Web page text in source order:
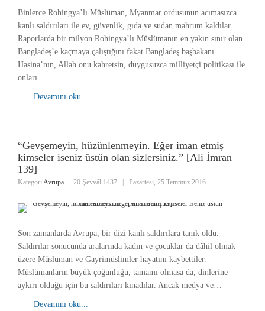
Binlerce Rohingya’lı Müslüman, Myanmar ordusunun acımasızca
kanlı saldırıları ile ev, güvenlik, gıda ve sudan mahrum kaldılar.
Raporlarda bir milyon Rohingya’lı Müslümanın en yakın sınır olan
Bangladeş’e kaçmaya çalıştığını fakat Bangladeş başbakanı
Hasina’nın, Allah onu kahretsin, duygusuzca milliyetçi politikası ile
onları…
Devamını oku...
“Gevşemeyin, hüzünlenmeyin. Eğer iman etmiş
kimseler iseniz üstün olan sizlersiniz.” [Ali İmran
139]
KategoriAvrupa 20 Şevvâl 1437 Pazartesi, 25 Temmuz 2016
Son zamanlarda Avrupa, bir dizi kanlı saldırılara tanık oldu.
Saldırılar sonucunda aralarında kadın ve çocuklar da dâhil olmak
üzere Müslüman ve Gayrimüslimler hayatını kaybettiler.
Müslümanların büyük çoğunluğu, tamamı olmasa da, dinlerine
aykırı olduğu için bu saldırıları kınadılar. Ancak medya ve…
Devamını oku...